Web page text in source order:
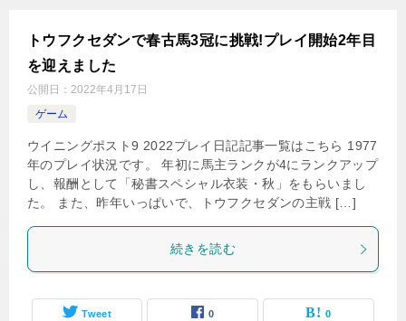
トウフクセダンで春古馬3冠に挑戦!プレイ開始2年目
を迎えました
公開日： 2022年4月17日
ゲーム
ウイニングポスト9 2022プレイ日記記事一覧はこちら 1977
年のプレイ状況です。 年初に馬主ランクが4にランクアップ
し、報酬として「秘書スペシャル衣装・秋」をもらいまし
た。 また、昨年いっぱいで、トウフクセダンの主戦 […]
続きを読む
Tweet 0 0